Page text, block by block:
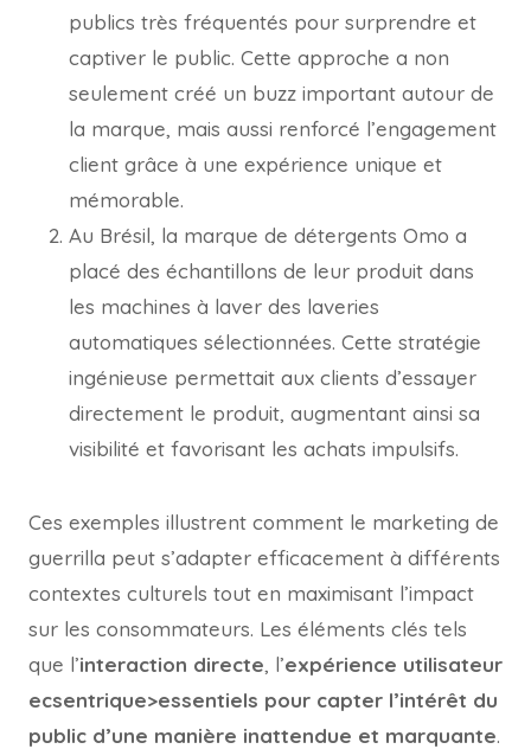
publics très fréquentés pour surprendre et
captiver le public. Cette approche a non
seulement créé un buzz important autour de
la marque, mais aussi renforcé l’engagement
client grâce à une expérience unique et
mémorable.
Au Brésil, la marque de détergents Omo a
placé des échantillons de leur produit dans
les machines à laver des laveries
automatiques sélectionnées. Cette stratégie
ingénieuse permettait aux clients d’essayer
directement le produit, augmentant ainsi sa
visibilité et favorisant les achats impulsifs.
Ces exemples illustrent comment le marketing de
guerrilla peut s’adapter efficacement à différents
contextes culturels tout en maximisant l’impact
sur les consommateurs. Les éléments clés tels
que l’interaction directe, l’expérience utilisateur
ecsentrique>essentiels pour capter l’intérêt du
public d’une manière inattendue et marquante.